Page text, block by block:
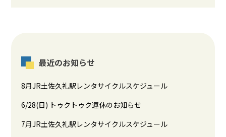
最近のお知らせ
8月JR土佐久礼駅レンタサイクルスケジュール
6/28(日) トゥクトゥク運休のお知らせ
7月JR土佐久礼駅レンタサイクルスケジュール